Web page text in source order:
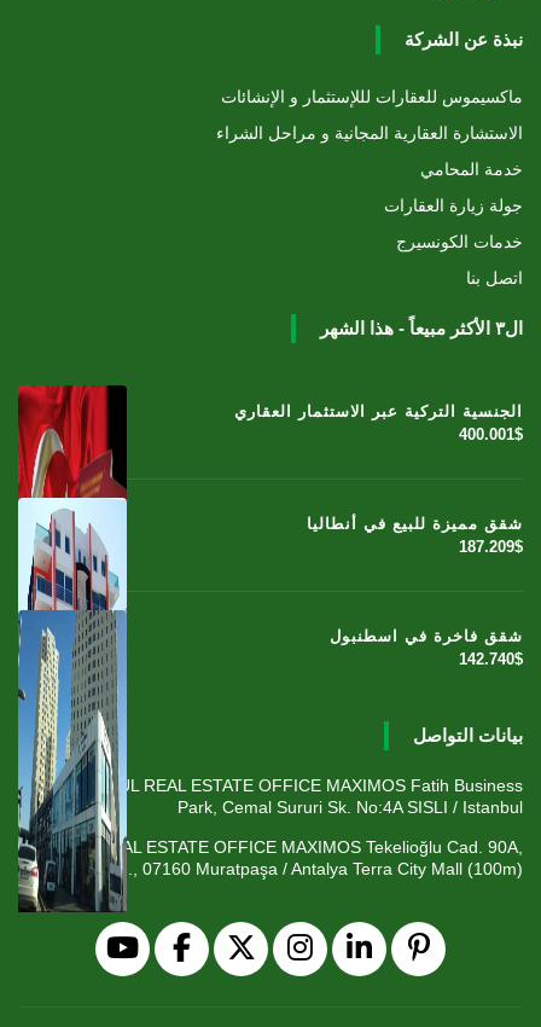
نبذة عن الشركة
ماكسيموس للعقارات لللإستثمار و الإنشائات
الاستشارة العقارية المجانية و مراحل الشراء
خدمة المحامي
جولة زيارة العقارات
خدمات الكونسيرج
اتصل بنا
ال٣ الأكثر مبيعاً - هذا الشهر
الجنسية التركية عبر الاستثمار العقاري
400.001$
شقق مميزة للبيع في أنطاليا
187.209$
شقق فاخرة في اسطنبول
142.740$
بيانات التواصل
ISTANBUL REAL ESTATE OFFICE MAXIMOS Fatih Business
Park, Cemal Sururi Sk. No:4A SISLI / Istanbul
ANTALYA REAL ESTATE OFFICE MAXIMOS Tekelioğlu Cad. 90A,
Fener Mah., 07160 Muratpaşa / Antalya Terra City Mall (100m)